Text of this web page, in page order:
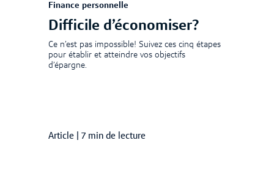
Finance personnelle
Difficile d’économiser?
Ce n’est pas impossible! Suivez ces cinq étapes
pour établir et atteindre vos objectifs
d’épargne.
Article 7 min de lecture